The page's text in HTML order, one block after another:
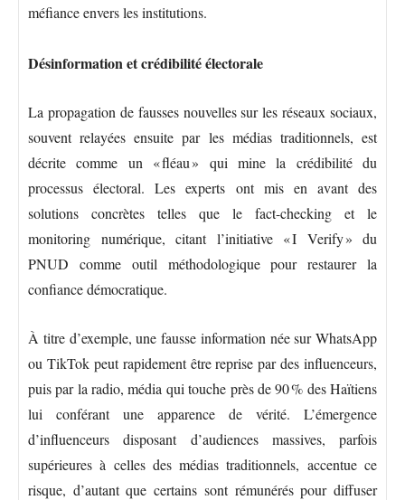
méfiance envers les institutions.
Désinformation et crédibilité électorale
La propagation de fausses nouvelles sur les réseaux sociaux,
souvent relayées ensuite par les médias traditionnels, est
décrite comme un « fléau » qui mine la crédibilité du
processus électoral. Les experts ont mis en avant des
solutions concrètes telles que le fact-checking et le
monitoring numérique, citant l’initiative « I Verify » du
PNUD comme outil méthodologique pour restaurer la
confiance démocratique.
À titre d’exemple, une fausse information née sur WhatsApp
ou TikTok peut rapidement être reprise par des influenceurs,
puis par la radio, média qui touche près de 90 % des Haïtiens
lui conférant une apparence de vérité. L’émergence
d’influenceurs disposant d’audiences massives, parfois
supérieures à celles des médias traditionnels, accentue ce
risque, d’autant que certains sont rémunérés pour diffuser